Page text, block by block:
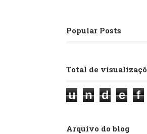
Popular Posts
Total de
u n d e f
Arquivo do blog